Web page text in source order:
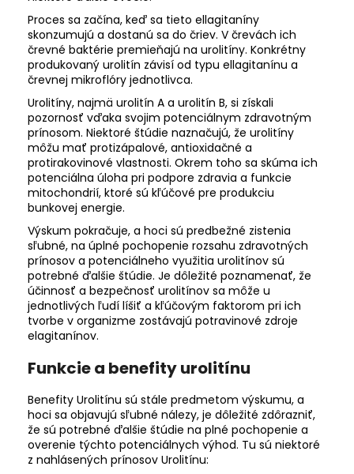
Proces sa začína, keď sa tieto ellagitaníny
skonzumujú a dostanú sa do čriev. V črevách ich
črevné baktérie premieňajú na urolitíny. Konkrétny
produkovaný urolitín závisí od typu ellagitanínu a
črevnej mikroflóry jednotlivca.
Urolitíny, najmä urolitín A a urolitín B, si získali
pozornosť vďaka svojim potenciálnym zdravotným
prínosom. Niektoré štúdie naznačujú, že urolitíny
môžu mať protizápalové, antioxidačné a
protirakovinové vlastnosti. Okrem toho sa skúma ich
potenciálna úloha pri podpore zdravia a funkcie
mitochondrií, ktoré sú kľúčové pre produkciu
bunkovej energie.
Výskum pokračuje, a hoci sú predbežné zistenia
sľubné, na úplné pochopenie rozsahu zdravotných
prínosov a potenciálneho využitia urolitínov sú
potrebné ďalšie štúdie. Je dôležité poznamenať, že
účinnosť a bezpečnosť urolitínov sa môže u
jednotlivých ľudí líšiť a kľúčovým faktorom pri ich
tvorbe v organizme zostávajú potravinové zdroje
elagitanínov.
Funkcie a benefity urolitínu
Benefity Urolitínu sú stále predmetom výskumu, a
hoci sa objavujú sľubné nálezy, je dôležité zdôrazniť,
že sú potrebné ďalšie štúdie na plné pochopenie a
overenie týchto potenciálnych výhod. Tu sú niektoré
z nahlásených prínosov Urolitínu: